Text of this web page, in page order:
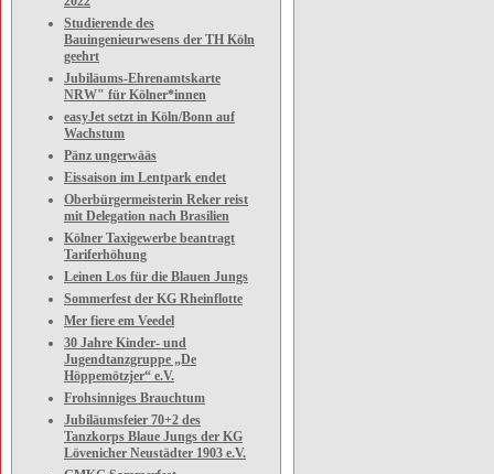
Studierende des
Bauingenieurwesens der TH Köln
geehrt
Jubiläums-Ehrenamtskarte
NRW" für Kölner*innen
easyJet setzt in Köln/Bonn auf
Wachstum
Pänz ungerwääs
Eissaison im Lentpark endet
Oberbürgermeisterin Reker reist
mit Delegation nach Brasilien
Kölner Taxigewerbe beantragt
Tariferhöhung
Leinen Los für die Blauen Jungs
Sommerfest der KG Rheinflotte
Mer fiere em Veedel
30 Jahre Kinder- und
Jugendtanzgruppe „De
Höppemötzjer“ e.V.
Frohsinniges Brauchtum
Jubiläumsfeier 70+2 des
Tanzkorps Blaue Jungs der KG
Lövenicher Neustädter 1903 e.V.